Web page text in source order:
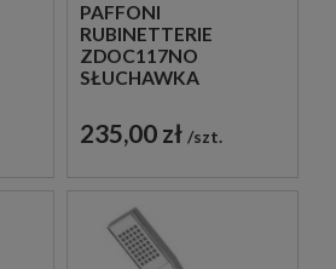
PAFFONI
RUBINETTERIE
ZDOC117NO
SŁUCHAWKA
CZARNA
235,00 zł szt.